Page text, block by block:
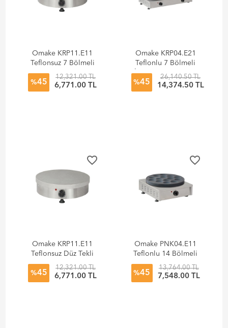
Omake KRP11.E11
Teflonsuz 7 Bölmeli
Tekli Krep Makinesi,
Elektrikli
%45
12,321.00 TL
6,771.00 TL
Omake KRP04.E21
Teflonlu 7 Bölmeli
İkili Krep Makinesi,
Elektrikli
%45
26,140.50 TL
14,374.50 TL
favorite_border
Omake KRP11.E11
Teflonsuz Düz Tekli
Krep Makinesi,
Elektrikli
%45
12,321.00 TL
6,771.00 TL
favorite_border
Omake PNK04.E11
Teflonlu 14 Bölmeli
Tekli Pankek
Makinesi, Elektrikli
%45
13,764.00 TL
7,548.00 TL